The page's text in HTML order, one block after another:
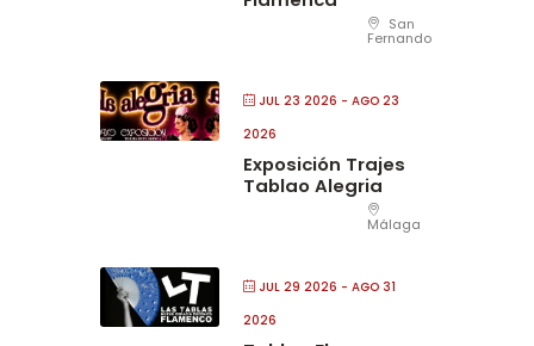
San
Fernando
JUL 23 2026 - AGO 23
2026
Exposición Trajes
Tablao Alegria
Málaga
JUL 29 2026 - AGO 31
2026